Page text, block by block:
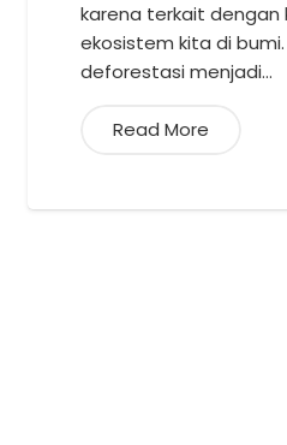
karena terkait dengan
ekosistem kita di
deforestasi menjadi…
Read More